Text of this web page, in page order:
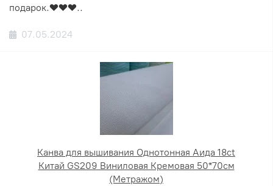
подарок.❤️❤️❤️..
07.05.2024
Канва для вышивания Однотонная Аида 18ct
Китай GS209 Виниловая Кремовая 50*70см
(Метражом)